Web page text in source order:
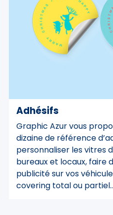
Adhésifs
Graphic Azur vous
dizaine de référence
personnaliser les vitres
bureaux et locaux, faire
publicité sur vos
covering total ou